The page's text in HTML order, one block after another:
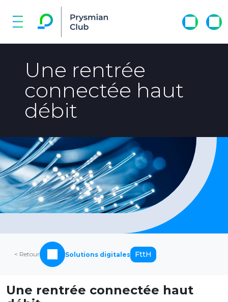
Une rentrée
connectée haut
débit
< Retour Solutions digitales FttH
Une rentrée connectée haut